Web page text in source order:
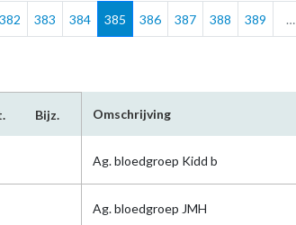
382 383 384 385 386 387 388 389 …
Bijz. Omschrijving
Ag. bloedgroep Kidd b
Ag. bloedgroep JMH